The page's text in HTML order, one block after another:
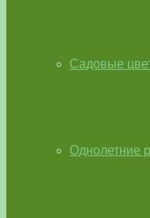
Садовые
Однолетние